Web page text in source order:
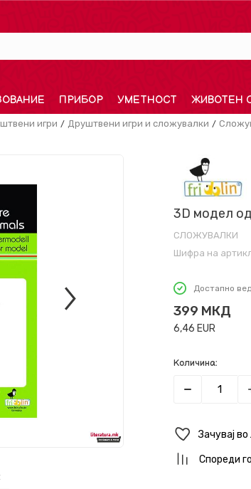
ПРИБОР УМЕТНОСТ ЖИВОТЕН
игри Друштвени игри и сложувалки
3D модел
СЛОЖУВАЛКИ
Шифра на
Достапно
399 МКД
6,46 EUR
Количина:
Зачувај
Спореди